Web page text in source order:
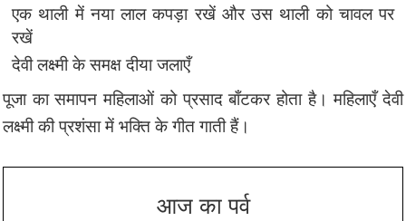
एक थाली में नया लाल कपड़ा रखें और उस थाली को चावल पर
रखें
देवी लक्ष्मी के समक्ष दीया जलाएँ
पूजा का समापन महिलाओं को प्रसाद बाँटकर होता है। महिलाएँ देवी
लक्ष्मी की प्रशंसा में भक्ति के गीत गाती हैं।
आज का पर्व